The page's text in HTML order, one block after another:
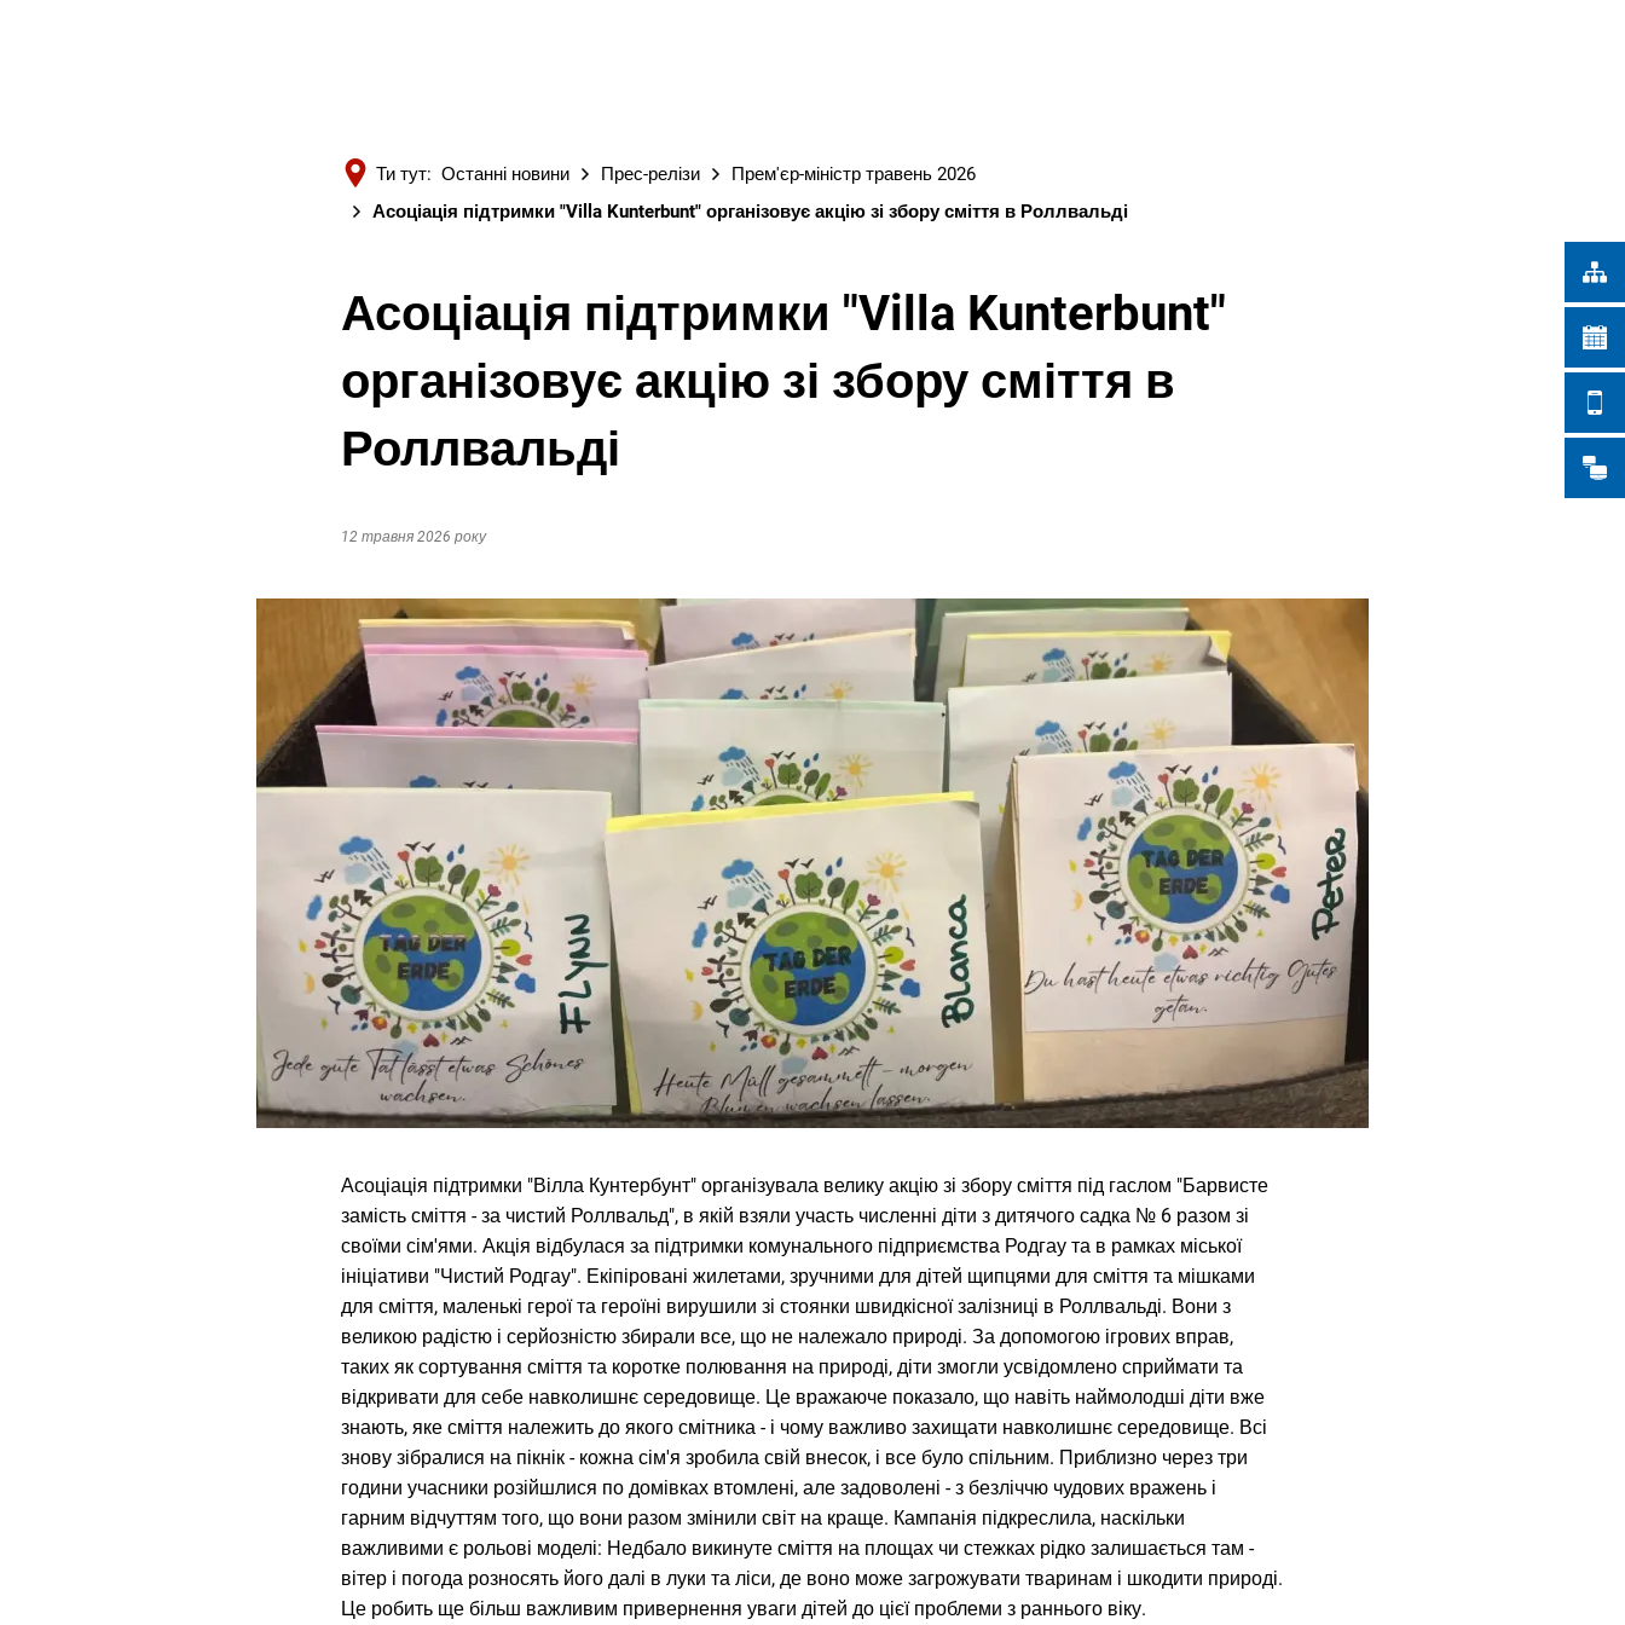
Ти тут: Останні новини Прес-релізи
Прем'єр-міністр травень 2026
Асоціація підтримки "Villa Kunterbunt" організовує акцію зі збору сміття в Роллвальді
Асоціація підтримки "Villa Kunterbunt"
організовує акцію зі збору сміття в
Роллвальді
12 травня 2026 року
Асоціація підтримки "Вілла Кунтербунт" організувала велику акцію зі збору сміття під гаслом "Барвисте
замість сміття - за чистий Роллвальд", в якій взяли участь численні діти з дитячого садка № 6 разом зі
своїми сім'ями. Акція відбулася за підтримки комунального підприємства Родгау та в рамках міської
ініціативи "Чистий Родгау". Екіпіровані жилетами, зручними для дітей щипцями для сміття та мішками
для сміття, маленькі герої та героїні вирушили зі стоянки швидкісної залізниці в Роллвальді. Вони з
великою радістю і серйозністю збирали все, що не належало природі. За допомогою ігрових вправ,
таких як сортування сміття та коротке полювання на природі, діти змогли усвідомлено сприймати та
відкривати для себе навколишнє середовище. Це вражаюче показало, що навіть наймолодші діти вже
знають, яке сміття належить до якого смітника - і чому важливо захищати навколишнє середовище. Всі
знову зібралися на пікнік - кожна сім'я зробила свій внесок, і все було спільним. Приблизно через три
години учасники розійшлися по домівках втомлені, але задоволені - з безліччю чудових вражень і
гарним відчуттям того, що вони разом змінили світ на краще. Кампанія підкреслила, наскільки
важливими є рольові моделі: Недбало викинуте сміття на площах чи стежках рідко залишається там -
вітер і погода розносять його далі в луки та ліси, де воно може загрожувати тваринам і шкодити природі.
Це робить ще більш важливим привернення уваги дітей до цієї проблеми з раннього віку.